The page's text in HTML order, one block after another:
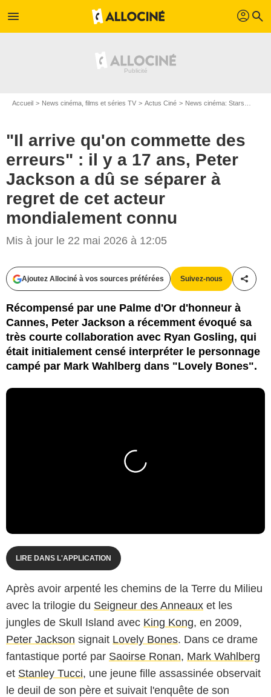
menu profil search
Accueil News cinéma, films et séries TV Actus Ciné News cinéma: Stars
"Il arrive qu'on commette des
erreurs" : il y a 17 ans, Peter
Jackson a dû se séparer à
regret de cet acteur
mondialement connu
Mis à jour le 22 mai 2026 à 12:05
Ajoutez Allociné à vos sources préférées Suivez-nous
Récompensé par une Palme d'Or d'honneur à
Cannes, Peter Jackson a récemment évoqué sa
très courte collaboration avec Ryan Gosling, qui
était initialement censé interpréter le personnage
campé par Mark Wahlberg dans "Lovely Bones".
LIRE DANS L'APPLICATION
Après avoir arpenté les chemins de la Terre du Milieu
avec la trilogie du Seigneur des Anneaux et les
jungles de Skull Island avec King Kong, en 2009,
Peter Jackson signait Lovely Bones. Dans ce drame
fantastique porté par Saoirse Ronan, Mark Wahlberg
et Stanley Tucci, une jeune fille assassinée observait
le deuil de son père et suivait l'enquête de son